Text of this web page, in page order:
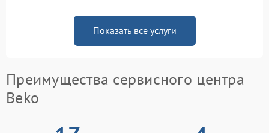
Показать все услуги
Преимущества сервисного центра
Beko